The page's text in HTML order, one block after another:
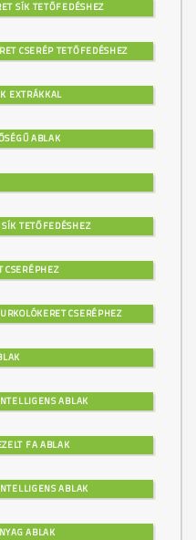
SÍK TETŐFEDÉSHEZ
CSERÉP TETŐFEDÉSHEZ
EXTRÁKKAL
ABLAK
TETŐFEDÉSHEZ
CSERÉPHEZ
ABLAK
FA ABLAK
ABLAK
ABLAK